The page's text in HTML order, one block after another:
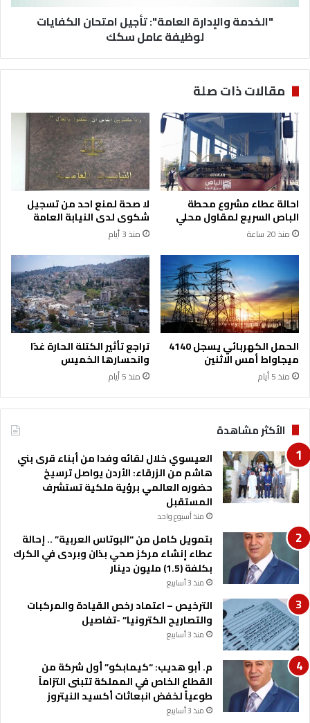
ج
ت
ج
ع
ل
ى
ا
ل
ط
ر
ي
ق
ا
ص
ح
ر
ا
و
ي
و
ل
ا
إ
ص
ا
ب
ا
ت
ا
ا
ة
ل
ع
م
ة
"
:
ت
أ
ج
ل
ا
م
ت
ح
ا
ن
ا
ل
ك
ف
ا
ي
ا
ت
ل
ظ
ي
ة
ع
ا
م
ل
س
ك
ك
"الخدمة والإدارة العامة": تأجيل امتحان الكفايات
لوظيفة عامل سكك
مقالات ذات صلة
احالة عطاء مشروع محطة
الباص السريع لمقاول محلي
منذ 20 ساعة
لا صحة لمنع احد من تسجيل
شكوى لدى النيابة العامة
منذ 3 أيام
الحمل الكهربائي يسجل 4140
ميجاواط أمس الاثنين
منذ 5 أيام
تراجع تأثير الكتلة الحارة غدًا
وانحسارها الخميس
منذ 5 أيام
الأكثر مشاهدة
العيسوي خلال لقائه وفدا من أبناء قرى بني
هاشم من الزرقاء: الأردن يواصل ترسيخ
حضوره العالمي برؤية ملكية تستشرف
المستقبل
منذ أسبوع واحد
بتمويل كامل من “البوتاس العربية” .. إحالة
عطاء إنشاء مركز صحي بذان وبردى في الكرك
بكلفة (1.5) مليون دينار
منذ 3 أسابيع
الترخيص – اعتماد رخص القيادة والمركبات
والتصاريح الكترونيا” -تفاصيل
منذ 3 أسابيع
م. أبو هديب: “كيمابكو” أول شركة من
القطاع الخاص في المملكة تتبنى التزاماً
طوعياً لخفض انبعاثات أكسيد النيتروز
منذ 3 أسابيع